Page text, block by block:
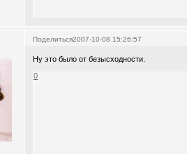
Поделиться2007-10-08 15:26:57
Ну это было от безысходности.
0